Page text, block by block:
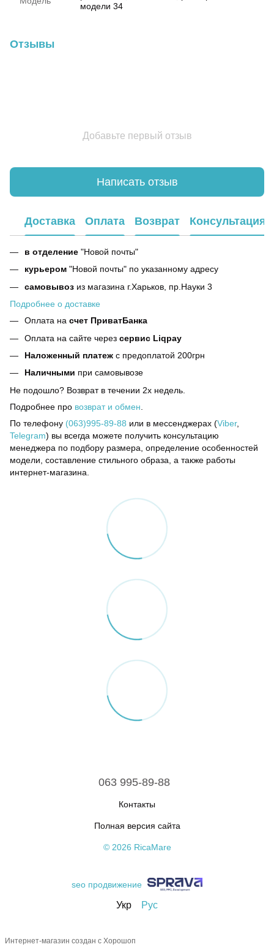
модели 34
Отзывы
Добавьте первый отзыв
Написать отзыв
Доставка Оплата Возврат Консультация
в отделение "Новой почты"
курьером "Новой почты" по указанному адресу
самовывоз из магазина г.Харьков, пр.Науки 3
Подробнее о доставке
Оплата на счет ПриватБанка
Оплата на сайте через сервис Liqpay
Наложенный платеж с предоплатой 200грн
Наличными при самовывозе
Не подошло? Возврат в течении 2х недель.
Подробнее про возврат и обмен
По телефону (063)995-89-88 или в мессенджерах (Viber,
Telegram) вы всегда можете получить консультацию
менеджера по подбору размера, определение особенностей
модели, составление стильного образа, а также работы
интернет-магазина.
063 995-89-88
Контакты
Полная версия сайта
© 2026 RicaMare
seo продвижение
Укр Рус
Интернет-магазин создан с Хорошоп